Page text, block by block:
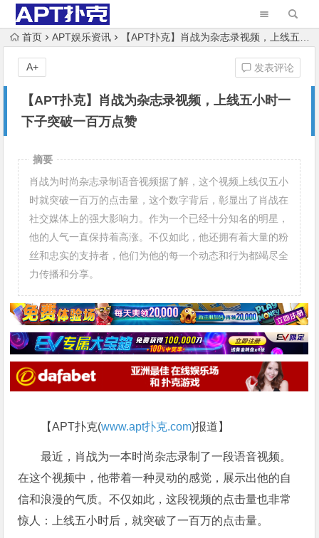
首页 APT娱乐资讯 【APT扑克】肖战为杂志录视频，上线五小时一下子突破一百万点赞
【APT扑克】肖战为杂志录视频，上线五小时一
下子突破一百万点赞
发表评论
A+
摘要
肖战为时尚杂志录制语音视频据了解，这个视频上线仅五小
时就突破一百万的点击量，这个数字背后，彰显出了肖战在
社交媒体上的强大影响力。作为一个已经十分知名的明星，
他的人气一直保持着高涨。不仅如此，他还拥有着大量的粉
丝和忠实的支持者，他们为他的每一个动态和行为都竭尽全
力传播和分享。
【APT扑克(www.apt扑克.com)报道】
最近，肖战为一本时尚杂志录制了一段语音视频。
在这个视频中，他带着一种灵动的感觉，展示出他的自
信和浪漫的气质。不仅如此，这段视频的点击量也非常
惊人：上线五小时后，就突破了一百万的点击量。